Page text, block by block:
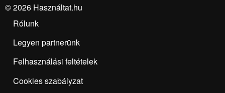
© 2026 Használtat.hu
Rólunk
Legyen partnerünk
Felhasználási feltételek
Cookies szabályzat